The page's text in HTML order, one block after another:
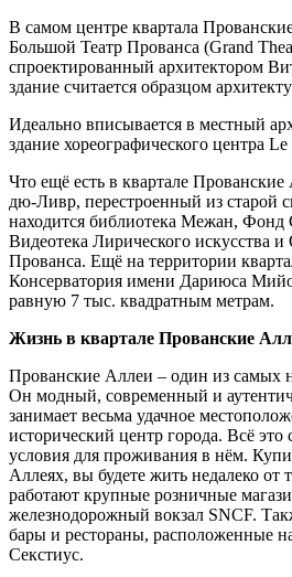
В самом центре квартала
Большой Театр Прованса (Grand
спроектированный архитектором
здание считается образцом
Идеально вписывается в местный
здание хореографического центра
Что ещё есть в квартале
дю-Ливр, перестроенный из старой
находится библиотека Mежан,
Видеотека Лирического искусства
Прованса. Ещё на территории
Консерватория имени Дариюса
равную 7 тыс. квадратным метрам.
Жизнь в квартале Прованские
Прованские Аллеи – один из самых
Он модный, современный и
занимает весьма удачное
исторический центр города. Всё это
условия для проживания в нём.
Аллеях, вы будете жить недалеко от
работают крупные розничные
железнодорожный вокзал SNCF.
бары и рестораны, расположенные
Секстиус.